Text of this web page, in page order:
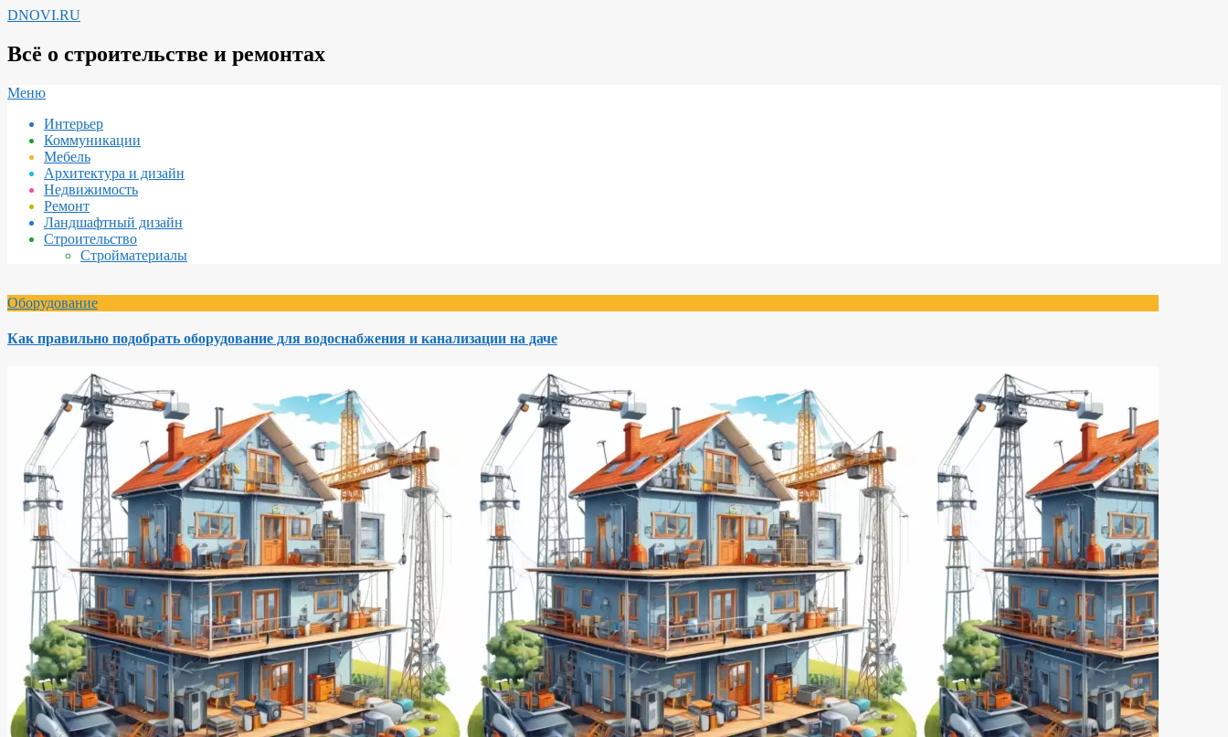
Перейти
содержимому
DNOVI.RU
Всё о строительстве и ремонтах
Вторичное
навигации
Меню
Интерьер
Коммуникации
Мебель
Архитектура и дизайн
Недвижимость
Ремонт
Ландшафтный дизайн
Строительство
Стройматериалы
Оборудование
Как правильно подобрать оборудование для водоснабжения и канализации на даче